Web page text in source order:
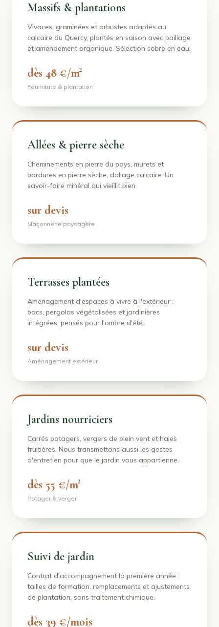
Massifs & plantations
Vivaces, graminées et arbustes adaptés au
calcaire du Quercy, plantés en saison avec paillage
et amendement organique. Sélection sobre en eau.
dès 48 €/m²
Fourniture & plantation
Allées & pierre sèche
Cheminements en pierre du pays, murets et
bordures en pierre sèche, dallage calcaire. Un
savoir-faire minéral qui vieillit bien.
sur devis
Maçonnerie paysagère
Terrasses plantées
Aménagement d'espaces à vivre à l'extérieur :
bacs, pergolas végétalisées et jardinières
intégrées, pensés pour l'ombre d'été.
sur devis
Aménagement extérieur
Jardins nourriciers
Carrés potagers, vergers de plein vent et haies
fruitières. Nous transmettons aussi les gestes
d'entretien pour que le jardin vous appartienne.
dès 55 €/m²
Potager & verger
Suivi de jardin
Contrat d'accompagnement la première année :
tailles de formation, remplacements et ajustements
de plantation, sans traitement chimique.
dès 39 €/mois